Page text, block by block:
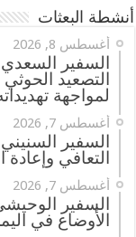
أنشطة البعثات
أغسطس 8, 2026
السفير
التصعيد
لمواجهة
أغسطس 7, 2026
السفير
التعافي وإعادة
أغسطس 7, 2026
السفير
الأوضاع في